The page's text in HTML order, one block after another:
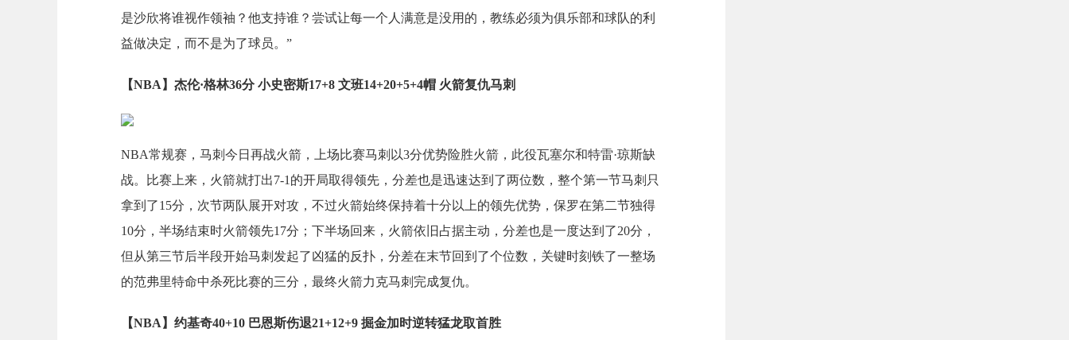
是沙欣将谁视作领袖？他支持谁？尝试让每一个人满意是没用的，教练必须为俱乐部和球队的利
益做决定，而不是为了球员。”
【NBA】杰伦·格林36分 小史密斯17+8 文班14+20+5+4帽 火箭复仇马刺
NBA常规赛，马刺今日再战火箭，上场比赛马刺以3分优势险胜火箭，此役瓦塞尔和特雷·琼斯缺
战。比赛上来，火箭就打出7-1的开局取得领先，分差也是迅速达到了两位数，整个第一节马刺只
拿到了15分，次节两队展开对攻，不过火箭始终保持着十分以上的领先优势，保罗在第二节独得
10分，半场结束时火箭领先17分；下半场回来，火箭依旧占据主动，分差也是一度达到了20分，
但从第三节后半段开始马刺发起了凶猛的反扑，分差在末节回到了个位数，关键时刻铁了一整场
的范弗里特命中杀死比赛的三分，最终火箭力克马刺完成复仇。
【NBA】约基奇40+10 巴恩斯伤退21+12+9 掘金加时逆转猛龙取首胜